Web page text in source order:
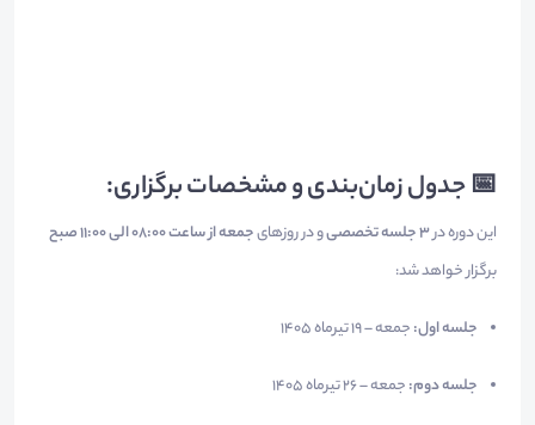
📅 جدول زمان‌بندی و مشخصات برگزاری:
این دوره در۳ جلسه تخصصی و در روزهایجمعه از ساعت ۰۸:۰۰ الی ۱۱:۰۰ صبح
برگزار خواهد شد:
جلسه اول:جمعه – ۱۹ تیرماه ۱۴۰۵
جلسه دوم:جمعه – ۲۶ تیرماه ۱۴۰۵